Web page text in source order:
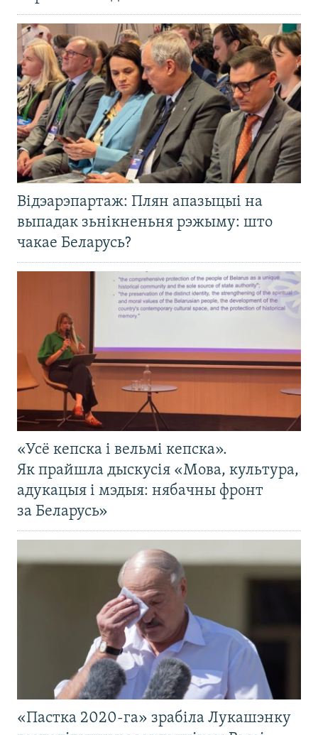
Відэарэпартаж: Плян апазыцыі на
выпадак зьнікненьня рэжыму: што
чакае Беларусь?
«Усё кепска і вельмі кепска».
Як прайшла дыскусія «Мова, культура,
адукацыя і мэдыя: нябачны фронт
за Беларусь»
«Пастка 2020-га» зрабіла Лукашэнку